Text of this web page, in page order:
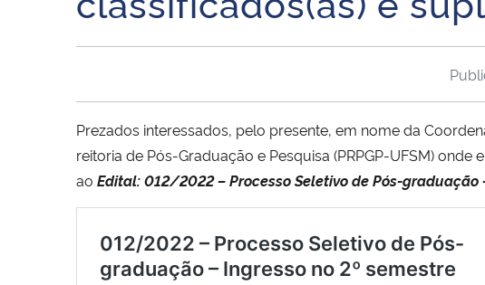
Prezados interessados, pelo presente, em nome da
reitoria de Pós-Graduação e Pesquisa (PRPGP-UFSM)
ao Edital: 012/2022 – Processo Seletivo de Pós-graduação